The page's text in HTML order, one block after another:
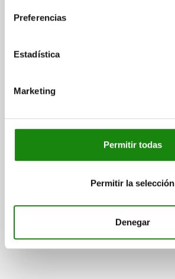
Preferencias
Estadística
Marketing
Permitir todas
Permitir la selección
Denegar
DETALLES